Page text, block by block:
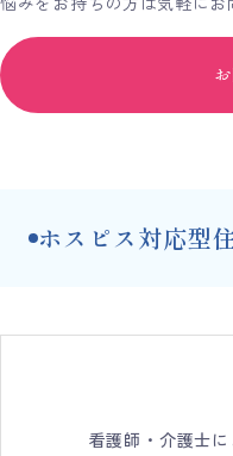
ホスピス対応型
看護師・介護士